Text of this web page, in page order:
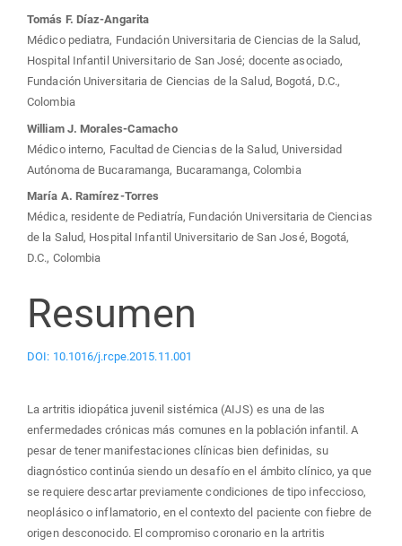
Contenido
principal
del
artículo
Tomás F. Díaz-Angarita
Médico pediatra, Fundación Universitaria de Ciencias de la Salud,
Hospital Infantil Universitario de San José; docente asociado,
Fundación Universitaria de Ciencias de la Salud, Bogotá, D.C.,
Colombia
William J. Morales-Camacho
Médico interno, Facultad de Ciencias de la Salud, Universidad
Autónoma de Bucaramanga, Bucaramanga, Colombia
María A. Ramírez-Torres
Médica, residente de Pediatría, Fundación Universitaria de Ciencias
de la Salud, Hospital Infantil Universitario de San José, Bogotá,
D.C., Colombia
Resumen
DOI: 10.1016/j.rcpe.2015.11.001
La artritis idiopática juvenil sistémica (AIJS) es una de las
enfermedades crónicas más comunes en la población infantil. A
pesar de tener manifestaciones clínicas bien definidas, su
diagnóstico continúa siendo un desafío en el ámbito clínico, ya que
se requiere descartar previamente condiciones de tipo infeccioso,
neoplásico o inflamatorio, en el contexto del paciente con fiebre de
origen desconocido. El compromiso coronario en la artritis